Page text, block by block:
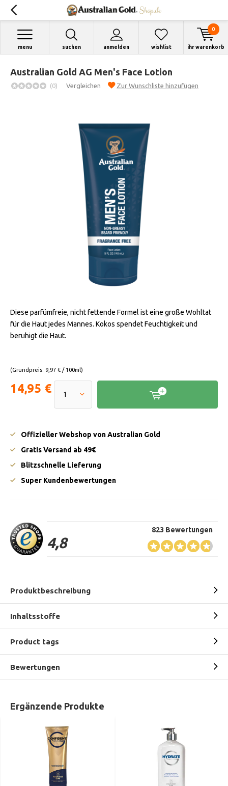
suchen anmelden
menu wishlist ihr warenkorb
0
Australian Gold AG Men's Face Lotion
(0) Vergleichen Zur Wunschliste hinzufügen
Diese parfümfreie, nicht fettende Formel ist eine große Wohltat
für die Haut jedes Mannes. Kokos spendet Feuchtigkeit und
beruhigt die Haut.
(Grundpreis: 9,97 € / 100ml)
14,95 €
Offizieller Webshop von Australian Gold
Gratis Versand ab 49€
Blitzschnelle Lieferung
Super Kundenbewertungen
4,8
823 Bewertungen
Produktbeschreibung
Inhaltsstoffe
Product tags
Bewertungen
Ergänzende Produkte